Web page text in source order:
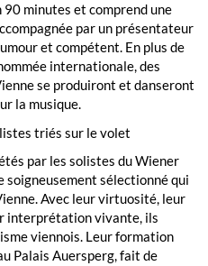
minutes et comprend une
par un présentateur
et compétent. En plus de
internationale, des
se produiront et danseront
la musique.
triés sur le volet
par les solistes du Wiener
soigneusement sélectionné qui
Avec leur virtuosité, leur
interprétation vivante, ils
viennois. Leur formation
Palais Auersperg, fait de